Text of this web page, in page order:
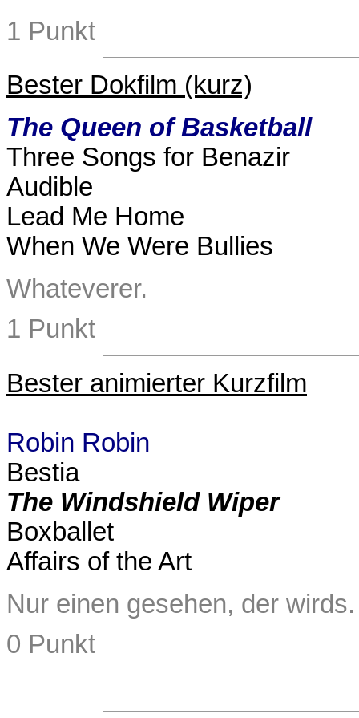
1 Punkt
Bester Dokfilm (kurz)
The Queen of Basketball
Three Songs for Benazir
Audible
Lead Me Home
When We Were Bullies
Whateverer.
1 Punkt
Bester animierter Kurzfilm
Robin Robin
Bestia
The Windshield Wiper
Boxballet
Affairs of the Art
Nur einen gesehen, der
0 Punkt